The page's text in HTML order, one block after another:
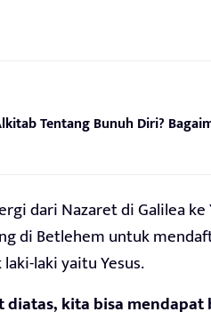
Tentang Bunuh Diri?
dari Nazaret di Galilea
di Betlehem untuk
laki yaitu Yesus.
kita bisa